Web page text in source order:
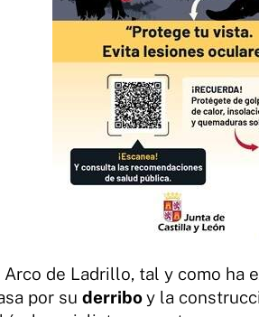
de Ladrillo, tal y como ha
por su derriboy la